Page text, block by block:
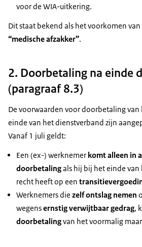
voor de WIA-uitkering.
Dit staat bekend als het voorkomen
“medische afzakker”.
2. Doorbetaling na einde
(paragraaf 8.3)
De voorwaarden voor doorbetaling
einde van het dienstverband zijn
Vanaf 1 juli geldt:
Een (ex-) werknemer komt alleen in
doorbetalingals hij bij het einde
recht heeft op een
Werknemers die zelf ontslag nemen
wegensernstig verwijtbaar gedrag,
doorbetalingvan het voormalig